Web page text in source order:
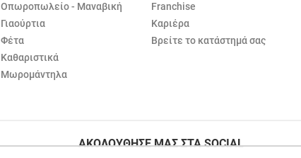
Οπωροπωλείο - Μαναβική
Γιαούρτια
Φέτα
Καθαριστικά
Μωρομάντηλα
Franchise
Καριέρα
Βρείτε το κατάστημά σας
ΑΚΟΛΟΥΘΗΣΕ ΜΑΣ ΣΤΑ SOCIAL